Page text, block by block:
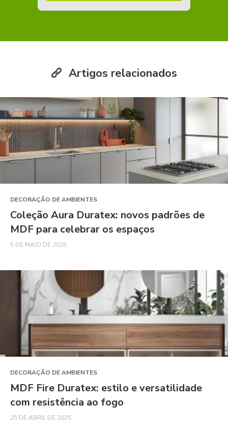
Artigos relacionados
DECORAÇÃO DE AMBIENTES
Coleção Aura Duratex: novos padrões de
MDF para celebrar os espaços
5 DE MAIO DE 2025
DECORAÇÃO DE AMBIENTES
MDF Fire Duratex: estilo e versatilidade
com resistência ao fogo
25 DE ABRIL DE 2025